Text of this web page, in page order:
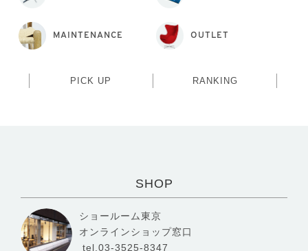
MAINTENANCE OUTLET
PICK UP RANKING
SHOP
ショールーム東京
オンラインショップ窓口
tel.03-3525-8347